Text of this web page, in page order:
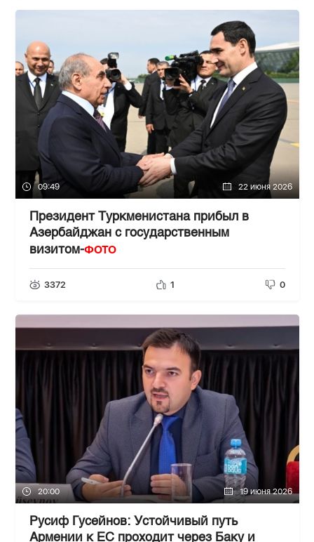
09:49 22 июня 2026
Президент Туркменистана прибыл в
Азербайджан с государственным
визитом-ФОТО
3372 1 0
20:00 19 июня 2026
Русиф Гусейнов: Устойчивый путь
Армении к ЕС проходит через Баку и